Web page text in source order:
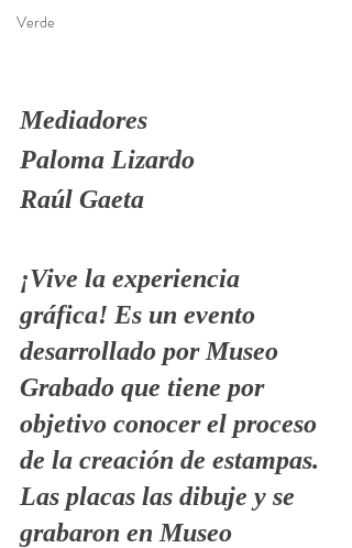
Verde
Mediadores
Paloma Lizardo
Raúl Gaeta
¡Vive la experiencia
gráfica! Es un evento
desarrollado por Museo
Grabado que tiene por
objetivo conocer el proceso
de la creación de estampas.
Las placas las dibuje y se
grabaron en Museo